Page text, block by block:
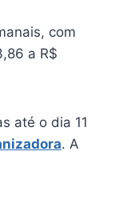
com
a R$
até o dia 11
. A